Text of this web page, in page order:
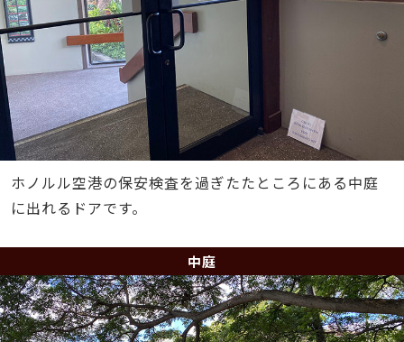
ホノルル空港の保安検査を過ぎたたところにある中庭
に出れるドアです。
中庭